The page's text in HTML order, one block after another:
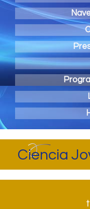
Ciencia